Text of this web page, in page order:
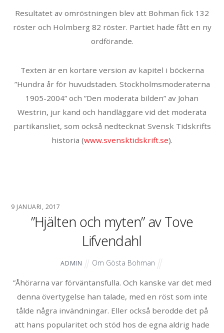
Resultatet av omröstningen blev att Bohman fick 132
röster och Holmberg 82 röster. Partiet hade fått en ny
ordförande.
Texten är en kortare version av kapitel i böckerna
”Hundra år för huvudstaden. Stockholmsmoderaterna
1905-2004” och ”Den moderata bilden” av Johan
Westrin, jur kand och handläggare vid det moderata
partikansliet, som också nedtecknat Svensk Tidskrifts
historia (www.svensktidskrift.se).
9 JANUARI, 2017
”Hjälten och myten” av Tove
Lifvendahl
ADMIN Om Gösta Bohman
”Åhörarna var förväntansfulla. Och kanske var det med
denna övertygelse han talade, med en röst som inte
tålde några invändningar. Eller också berodde det på
att hans popularitet och stöd hos de egna aldrig hade